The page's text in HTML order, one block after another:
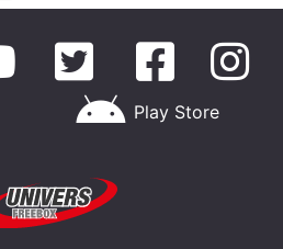
Play Store